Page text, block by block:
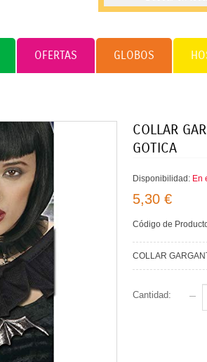
OFERTAS GLOBOS
COLLAR
GOTICA
Disponibilidad: En
5,30 €
Código de
COLLAR
Cantidad: